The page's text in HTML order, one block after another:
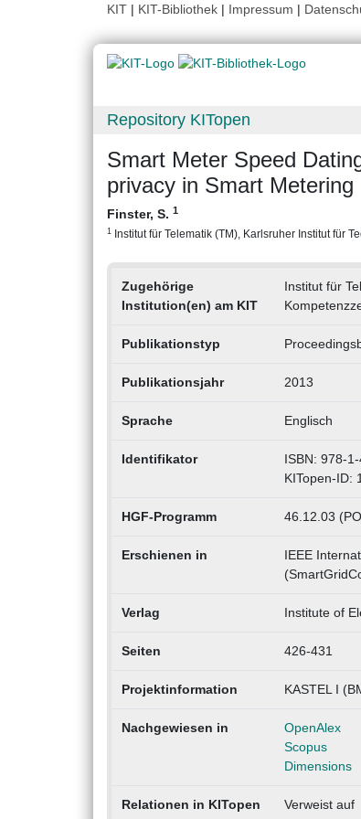
KIT | KIT-Bibliothek | Impressum |
Repository KITopen
Smart Meter Speed
privacy in Smart Metering
Finster, S. 1
1 Institut für Telematik (TM), Karlsruher Institut für
Zugehörige
Institution(en) am KIT
Institut für
Publikationstyp
Publikationsjahr 2013
Sprache Englisch
Identifikator
ISBN: 978-
KITopen-ID:
HGF-Programm 46.12.03
Erschienen in
IEEE
Verlag Institute of
Seiten 426-431
Projektinformation KASTEL I
Nachgewiesen in
OpenAlex
Scopus
Dimensions
Relationen in KITopen Verweist auf